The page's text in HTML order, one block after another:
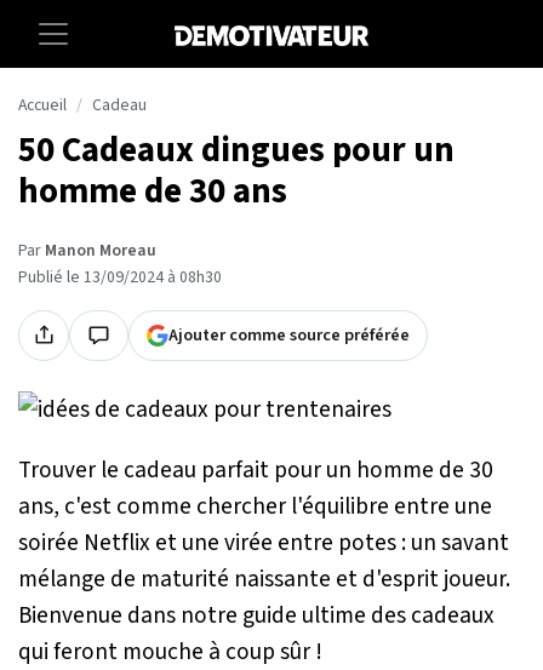
Accueil Cadeau
50 Cadeaux dingues pour un
homme de 30 ans
Par Manon Moreau
Publié le 13/09/2024 à 08h30
Ajouter comme source préférée
Trouver le cadeau parfait pour un homme de 30
ans, c'est comme chercher l'équilibre entre une
soirée Netflix et une virée entre potes : un savant
mélange de maturité naissante et d'esprit joueur.
Bienvenue dans notre guide ultime des cadeaux
qui feront mouche à coup sûr !